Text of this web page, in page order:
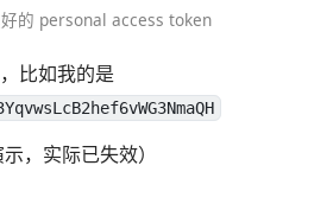
的 personal access token
比如我的是
，实际已失效）